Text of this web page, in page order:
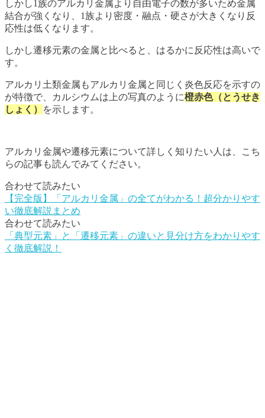
しかし1族のアルカリ金属より自由電子の数が多いため金属
結合が強くなり、1族より密度・融点・硬さが大きくなり反
応性は低くなります。
しかし遷移元素の金属と比べると、はるかに反応性は高いで
す。
アルカリ土類金属もアルカリ金属と同じく炎色反応を示すの
が特徴で、カルシウムは上の写真のように橙赤色（とうせき
しょく）
を示します。
アルカリ金属や遷移元素について詳しく知りたい人は、こち
らの記事も読んでみてください。
合わせて読みたい
【完全版】「アルカリ金属」の全てがわかる！超分かりやす
い徹底解説まとめ
合わせて読みたい
「典型元素」と「遷移元素」の違いと見分け方をわかりやす
く徹底解説！